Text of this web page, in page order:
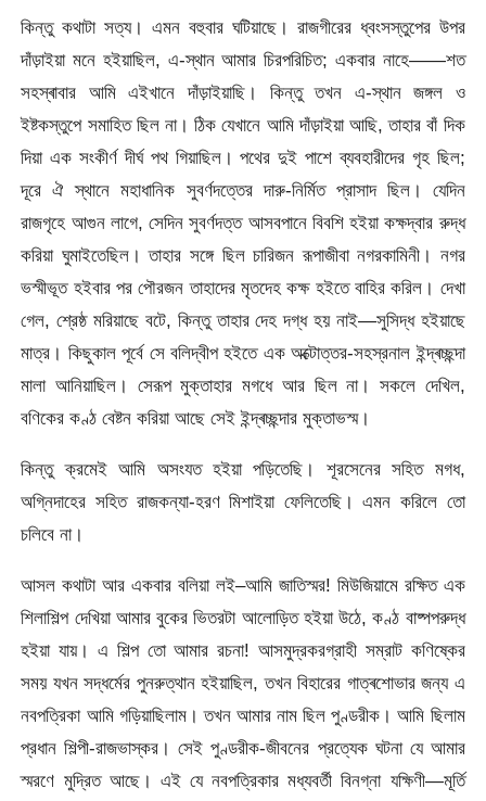
কিন্তু কথাটা সত্য। এমন বহুবার ঘটিয়াছে। রাজগীরের ধ্বংসস্তুপের উপর
দাঁড়াইয়া মনে হইয়াছিল, এ-স্থান আমার চিরপরিচিত; একবার নাহে——শত
সহস্ৰাবার আমি এইখানে দাঁড়াইয়াছি। কিন্তু তখন এ-স্থান জঙ্গল ও
ইষ্টকস্তুপে সমাহিত ছিল না। ঠিক যেখানে আমি দাঁড়াইয়া আছি, তাহার বাঁ দিক
দিয়া এক সংকীর্ণ দীর্ঘ পথ গিয়াছিল। পথের দুই পাশে ব্যবহারীদের গৃহ ছিল;
দূরে ঐ স্থানে মহাধানিক সুবর্ণদত্তের দারু-নির্মিত প্রাসাদ ছিল। যেদিন
রাজগৃহে আগুন লাগে, সেদিন সুবর্ণদত্ত আসবপানে বিবশি হইয়া কক্ষদ্বার রুদ্ধ
করিয়া ঘুমাইতেছিল। তাহার সঙ্গে ছিল চারিজন রূপাজীবা নগরকামিনী। নগর
ভস্মীভূত হইবার পর পৌরজন তাহাদের মৃতদেহ কক্ষ হইতে বাহির করিল। দেখা
গেল, শ্রেষ্ঠ মরিয়াছে বটে, কিন্তু তাহার দেহ দগ্ধ হয় নাই—সুসিদ্ধ হইয়াছে
মাত্র। কিছুকাল পূর্বে সে বলিদ্বীপ হইতে এক অক্টোত্তর-সহস্রনাল ইন্দ্ৰচ্ছন্দা
মালা আনিয়াছিল। সেরূপ মুক্তাহার মগধে আর ছিল না। সকলে দেখিল,
বণিকের কণ্ঠ বেষ্টন করিয়া আছে সেই ইন্দ্ৰচ্ছন্দার মুক্তাভস্ম।
কিন্তু ক্রমেই আমি অসংযত হইয়া পড়িতেছি। শূরসেনের সহিত মগধ,
অগ্নিদাহের সহিত রাজকন্যা-হরণ মিশাইয়া ফেলিতেছি। এমন করিলে তো
চলিবে না।
আসল কথাটা আর একবার বলিয়া লই–আমি জাতিস্মর! মিউজিয়ামে রক্ষিত এক
শিলাশিল্প দেখিয়া আমার বুকের ভিতরটা আলোড়িত হইয়া উঠে, কণ্ঠ বাষ্পপরুদ্ধ
হইয়া যায়। এ শিল্প তো আমার রচনা! আসমুদ্রকরগ্রাহী সম্রাট কণিষ্কের
সময় যখন সদ্ধর্মের পুনরুত্থান হইয়াছিল, তখন বিহারের গাত্ৰশোভার জন্য এ
নবপত্রিকা আমি গড়িয়াছিলাম। তখন আমার নাম ছিল পুণ্ডরীক। আমি ছিলাম
প্রধান শিল্পী-রাজভাস্কর। সেই পুণ্ডরীক-জীবনের প্রত্যেক ঘটনা যে আমার
স্মরণে মুদ্রিত আছে। এই যে নবপত্রিকার মধ্যবর্তী বিনগ্না যক্ষিণী—মূর্তি